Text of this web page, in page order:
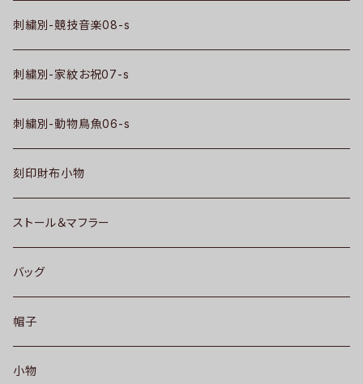
刺繍別-競技音楽08-s
刺繍別-家紋お祝07-s
刺繍別-動物鳥魚06-s
刻印財布小物
ストール＆マフラー
バッグ
帽子
小物